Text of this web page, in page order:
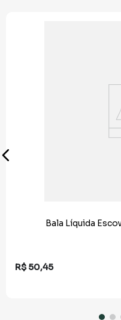
Bala Líquida
R$ 50,45